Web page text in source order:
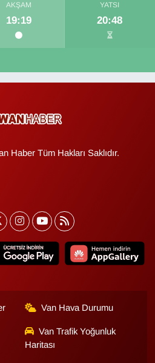
AKŞAM
19:19
YATSI
20:48
Haber Tüm Hakları Saklıdır.
Van Hava Durumu
Van Trafik Yoğunluk
Haritası